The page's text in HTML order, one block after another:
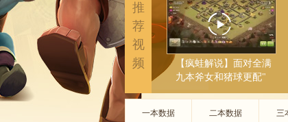
推
荐
视
频
【疯蛙解说】面对全满
九本斧女和猪球更配"
一本数据 二本数据 三